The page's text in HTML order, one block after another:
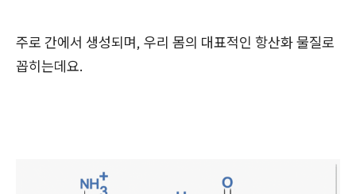
주로 간에서 생성되며, 우리 몸의 대표적인 항산화 물질로
꼽히는데요.